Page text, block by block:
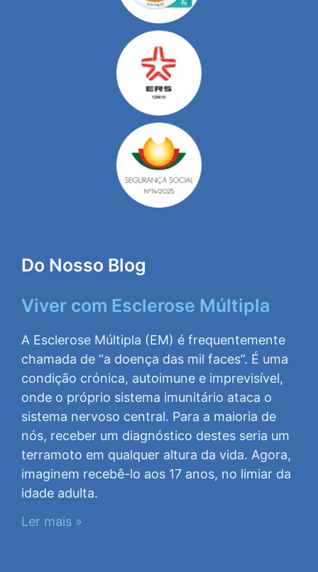
Do Nosso Blog
Viver com Esclerose Múltipla
A Esclerose Múltipla (EM) é frequentemente
chamada de “a doença das mil faces”. É uma
condição crónica, autoimune e imprevisível,
onde o próprio sistema imunitário ataca o
sistema nervoso central. Para a maioria de
nós, receber um diagnóstico destes seria um
terramoto em qualquer altura da vida. Agora,
imaginem recebê-lo aos 17 anos, no limiar da
idade adulta.
Ler mais »